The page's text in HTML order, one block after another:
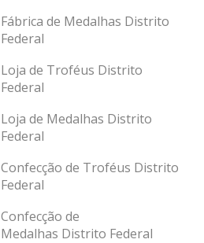
Fábrica de Medalhas Distrito
Federal
Loja de Troféus Distrito
Federal
Loja de Medalhas Distrito
Federal
Confecção de Troféus Distrito
Federal
Confecção de
Medalhas Distrito Federal